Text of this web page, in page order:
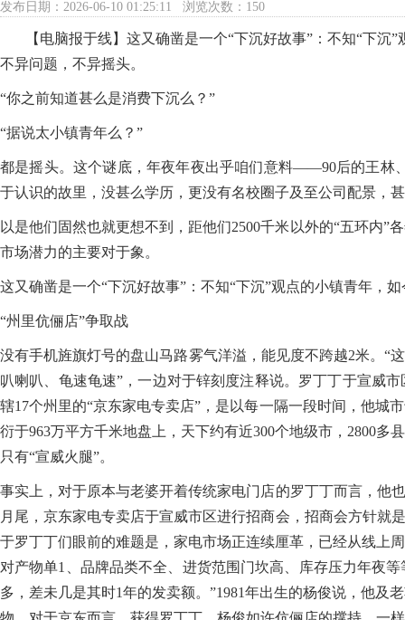
发布日期：2026-06-10 01:25:11 浏览次数：150
【电脑报于线】这又确凿是一个“下沉好故事”：不知“下沉”
不异问题，不异摇头。
“你之前知道甚么是消费下沉么？”
“据说太小镇青年么？”
都是摇头。这个谜底，年夜年夜出乎咱们意料——90后的王林
于认识的故里，没甚么学历，更没有名校圈子及至公司配景，
以是他们固然也就更想不到，距他们2500千米以外的“五环内
市场潜力的主要对于象。
这又确凿是一个“下沉好故事”：不知“下沉”观点的小镇青年，
“州里伉俪店”争取战
没有手机旌旗灯号的盘山马路雾气洋溢，能见度不跨越2米。“
叭喇叭、龟速龟速”，一边对于锌刻度注释说。罗丁丁于宣威
辖17个州里的“京东家电专卖店”，是以每一隔一段时间，他城
衍于963万平方千米地盘上，天下约有近300个地级市，2800
只有“宣威火腿”。
事实上，对于原本与老婆开着传统家电门店的罗丁丁而言，他
月尾，京东家电专卖店于宣威市区进行招商会，招商会方针就
于罗丁丁们眼前的难题是，家电市场正连续厘革，已经从线上
对产物单1、品牌品类不全、进货范围门坎高、库存压力年夜
多，差未几是其时1年的发卖额。”1981年出生的杨俊说，他